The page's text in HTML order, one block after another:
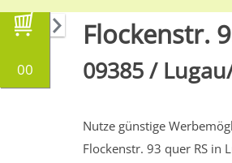
00
Flockenstr.
09385 /
Nutze günstige
Flockenstr. 93 quer RS in